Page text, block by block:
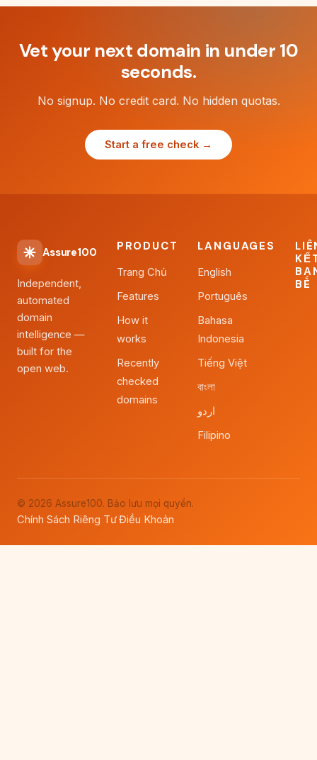
Vet your next domain in under 10
seconds.
No signup. No credit card. No hidden quotas.
Start a free check →
Assure100
Independent,
automated
domain
intelligence —
built for the
open web.
PRODUCT
Trang Chủ
Features
How it
works
Recently
checked
domains
LANGUAGES
English
Português
Bahasa
Indonesia
Tiếng Việt
বাংলা
اردو
Filipino
BÈ
© 2026 Assure100. Bảo lưu mọi quyền.
Chính Sách Riêng Tư·Điều Khoản